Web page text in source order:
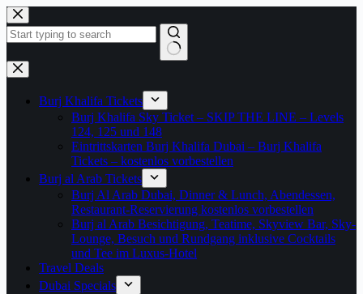
Zum
Inhalt
springen
Keine
Ergebnisse
Burj Khalifa Tickets
Burj Khalifa Sky Ticket – SKIP THE LINE – Levels
124, 125 und 148
Eintrittskarten Burj Khalifa Dubai – Burj Khalifa
Tickets – kostenlos vorbestellen
Burj al Arab Tickets
Burj Al Arab Dubai, Dinner & Lunch, Abendessen,
Restaurant-Reservierung kostenlos vorbestellen
Burj al Arab Besichtigung, Teatime, Skyview Bar, Sky-
Lounge, Besuch und Rundgang inklusive Cocktails
und Tee im Luxus-Hotel
Travel Deals
Dubai Specials